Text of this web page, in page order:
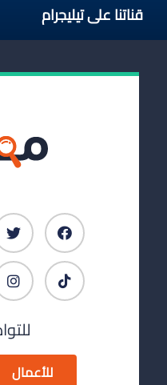
قناتنا على تيليجرام
للأعمال